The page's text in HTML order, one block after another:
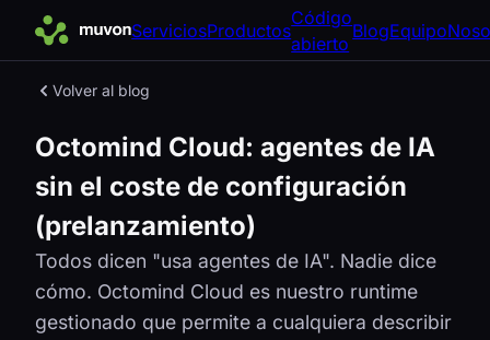
ServiciosProductos
Código
abierto
BlogEquipo
Volver al blog
Octomind Cloud: agentes de IA
sin el coste de configuración
(prelanzamiento)
Todos dicen "usa agentes de IA". Nadie dice
cómo. Octomind Cloud es nuestro runtime
gestionado que permite a cualquiera describir